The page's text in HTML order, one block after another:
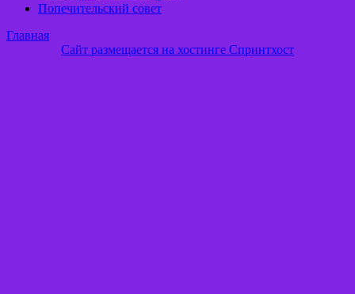
Попечительский совет
Главная
Сайт размещается на хостинге Спринтхост